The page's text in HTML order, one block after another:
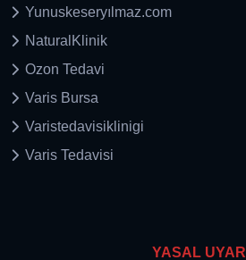
Yunuskeseryılmaz.com
NaturalKlinik
Ozon Tedavi
Varis Bursa
Varistedavisiklinigi
Varis Tedavisi
YASAL UYARI